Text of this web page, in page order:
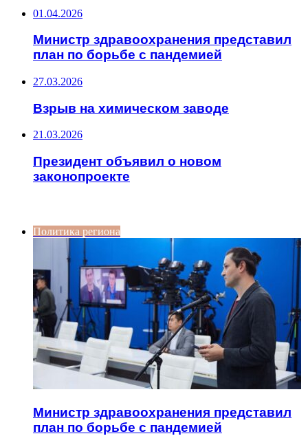
01.04.2026
Министр здравоохранения представил
план по борьбе с пандемией
27.03.2026
Взрыв на химическом заводе
21.03.2026
Президент объявил о новом
законопроекте
Политика региона
Министр здравоохранения представил
план по борьбе с пандемией